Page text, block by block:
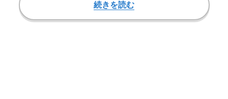
続きを読む